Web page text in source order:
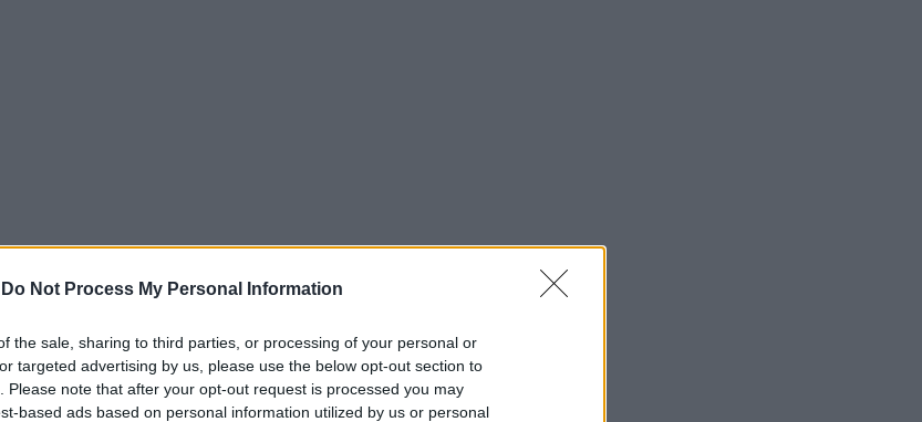
Do Not Process My Personal Information
the sale, sharing to third parties, or processing of your personal or
targeted advertising by us, please use the below opt-out section to
Please note that after your opt-out request is processed you may
based ads based on personal information utilized by us or personal